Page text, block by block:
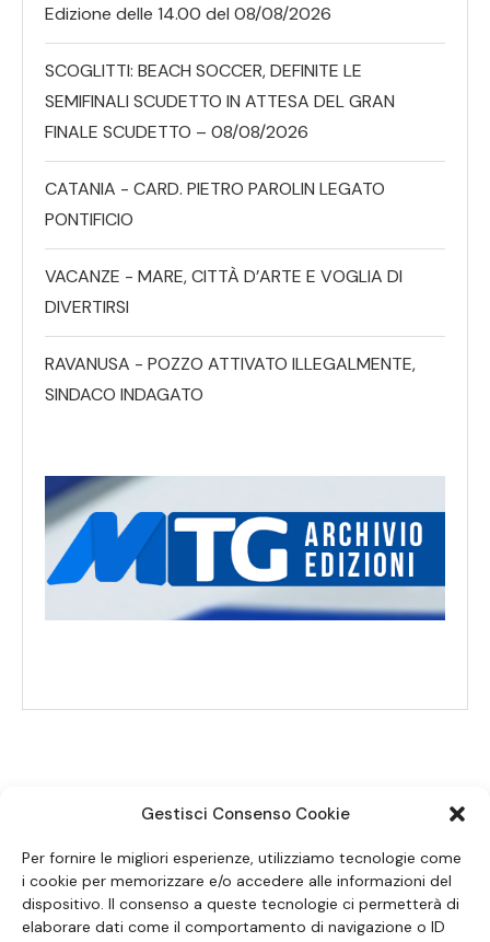
Gestisci Consenso Cookie
Per fornire le migliori esperienze, utilizziamo tecnologie come
i cookie per memorizzare e/o accedere alle informazioni del
dispositivo. Il consenso a queste tecnologie ci permetterà di
elaborare dati come il comportamento di navigazione o ID
Edizione delle 14.00 del 08/08/2026
SCOGLITTI: BEACH SOCCER, DEFINITE LE
SEMIFINALI SCUDETTO IN ATTESA DEL GRAN
FINALE SCUDETTO – 08/08/2026
CATANIA - CARD. PIETRO PAROLIN LEGATO
PONTIFICIO
VACANZE - MARE, CITTÀ D’ARTE E VOGLIA DI
DIVERTIRSI
RAVANUSA - POZZO ATTIVATO ILLEGALMENTE,
SINDACO INDAGATO
SEGUICI SUI SOCIAL